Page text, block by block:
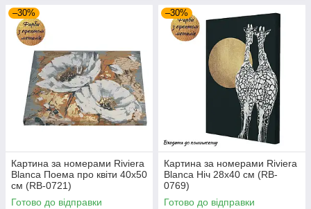
–30%
Картина за номерами Riviera
Blanca Поема про квіти 40x50
см (RB-0721)
Готово до відправки
–30%
Картина за номерами Riviera
Blanca Ніч 28x40 см (RB-
0769)
Готово до відправки